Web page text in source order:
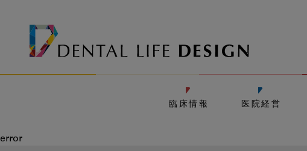
臨床情報 医院経営
error